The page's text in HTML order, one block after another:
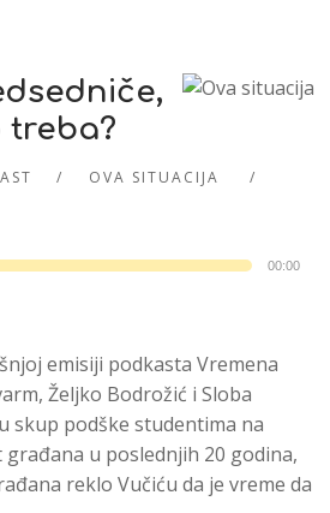
treba?
OVA SITUACIJA
00:00
emisiji podkasta Vremena
Željko Bodrožić i Sloba
skup podške studentima na
u poslednjih 20 godina,
reklo Vučiću da je vreme da